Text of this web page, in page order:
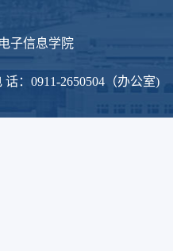
学院
话：0911-2650504（办公室)